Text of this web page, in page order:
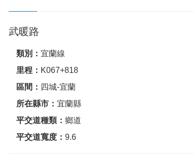
武暖路
類別： 宜蘭線
里程： K067+818
區間： 四城-宜蘭
所在縣市： 宜蘭縣
平交道種類： 鄉道
平交道寬度： 9.6